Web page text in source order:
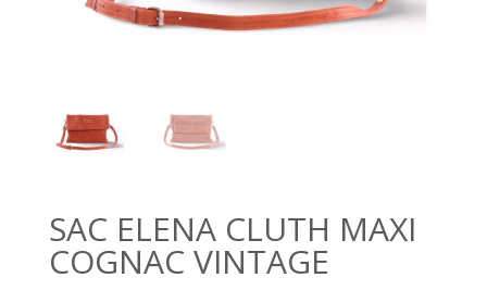
SAC ELENA CLUTH MAXI
COGNAC VINTAGE